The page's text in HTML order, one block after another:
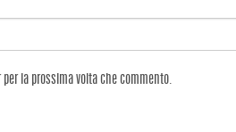
la prossima volta che commento.